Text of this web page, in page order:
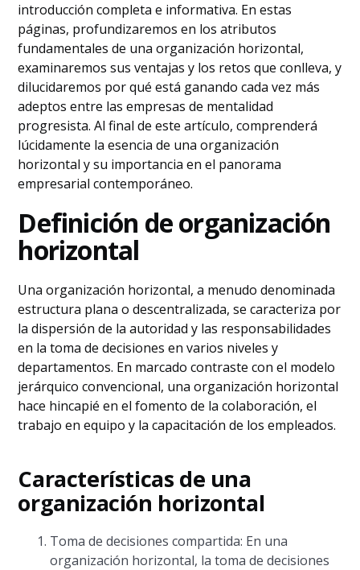
introducción completa e informativa. En estas
páginas, profundizaremos en los atributos
fundamentales de una organización horizontal,
examinaremos sus ventajas y los retos que conlleva, y
dilucidaremos por qué está ganando cada vez más
adeptos entre las empresas de mentalidad
progresista. Al final de este artículo, comprenderá
lúcidamente la esencia de una organización
horizontal y su importancia en el panorama
empresarial contemporáneo.
Definición de organización
horizontal
Una organización horizontal, a menudo denominada
estructura plana o descentralizada, se caracteriza por
la dispersión de la autoridad y las responsabilidades
en la toma de decisiones en varios niveles y
departamentos. En marcado contraste con el modelo
jerárquico convencional, una organización horizontal
hace hincapié en el fomento de la colaboración, el
trabajo en equipo y la capacitación de los empleados.
Características de una
organización horizontal
Toma de decisiones compartida: En una
organización horizontal, la toma de decisiones